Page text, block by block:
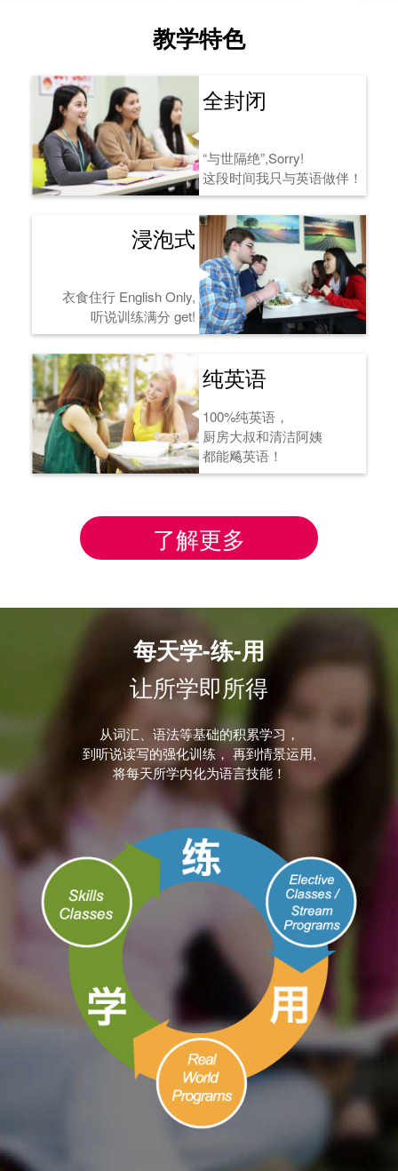
教学特色
全封闭
“与世隔绝”,Sorry!
这段时间我只与英语做伴！
浸泡式
衣食住行 English Only,
听说训练满分 get!
纯英语
100%纯英语，
厨房大叔和清洁阿姨
都能飚英语！
了解更多
每天学-练-用
让所学即所得
从词汇、语法等基础的积累学习，
到听说读写的强化训练， 再到情景运用,
将每天所学内化为语言技能！